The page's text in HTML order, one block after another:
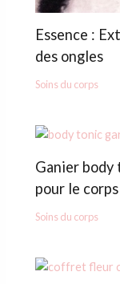
Essence :
des ongles
Soins du corps
Ganier
pour le corps
Soins du corps